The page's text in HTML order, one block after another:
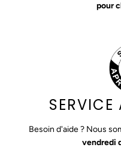
pour
SERVICE
Besoin d'aide ? Nous
vendredi